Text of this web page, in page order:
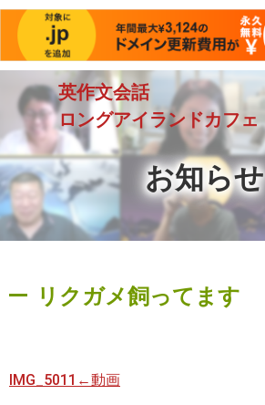
英作文会話
ロングアイランドカフェ
お知らせ
リクガメ飼ってます
IMG_5011←動画